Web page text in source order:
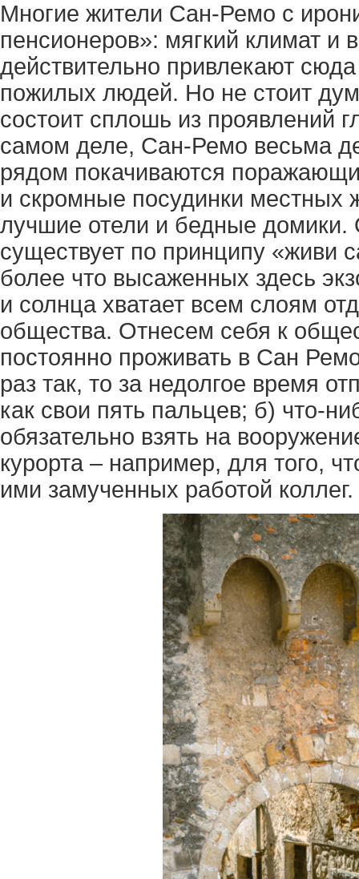
Многие жители Сан-Ремо с
пенсионеров»: мягкий климат и
действительно привлекают
пожилых людей. Но не стоит
состоит сплошь из проявлений
самом деле, Сан-Ремо весьма
рядом покачиваются
и скромные посудинки местных
лучшие отели и бедные
существует по принципу «живи
более что высаженных здесь
и солнца хватает всем слоям
общества. Отнесем себя к
постоянно проживать в Сан
раз так, то за недолгое время
как свои пять пальцев; б) что-
обязательно взять на
курорта – например, для того,
ими замученных работой коллег.